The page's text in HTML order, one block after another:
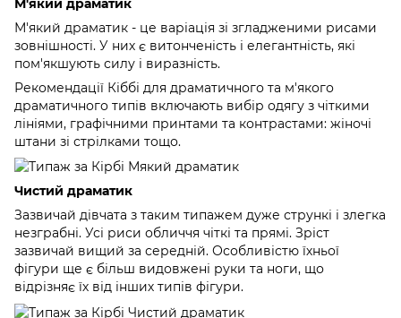
М'який драматик
М'який драматик - це варіація зі згладженими рисами
зовнішності. У них є витонченість і елегантність, які
пом'якшують силу і виразність.
Рекомендації Кіббі для драматичного та м'якого
драматичного типів включають вибір одягу з чіткими
лініями, графічними принтами та контрастами: жіночі
штани зі стрілками тощо.
Чистий драматик
Зазвичай дівчата з таким типажем дуже стрункі і злегка
незграбні. Усі риси обличчя чіткі та прямі. Зріст
зазвичай вищий за середній. Особливістю їхньої
фігури ще є більш видовжені руки та ноги, що
відрізняє їх від інших типів фігури.